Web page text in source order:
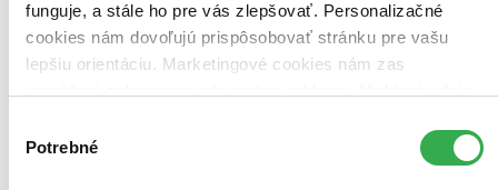
funguje, a stále ho pre vás zlepšovať. Personalizačné
cookies nám dovoľujú prispôsobovať stránku pre vašu
lepšiu orientáciu. Marketingové cookies nám zas
keby sme mohli používať všetky tieto cookies. Ďakujeme!
súhlasu
Potrebné